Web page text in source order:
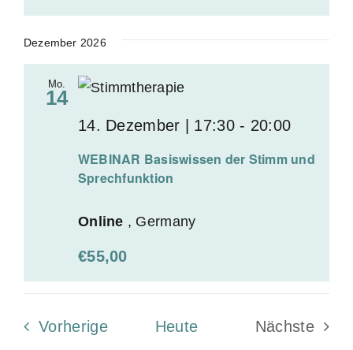
Dezember 2026
Mo.
14
WEBINAR Basiswissen der Stimm und
Sprechfunktion
14. Dezember | 17:30- 20:00
Online , Germany
€55,00
VorherigeVeranstaltungen
Heute
Nächste